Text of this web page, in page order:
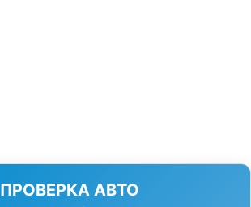
ПРОВЕРКА АВТО